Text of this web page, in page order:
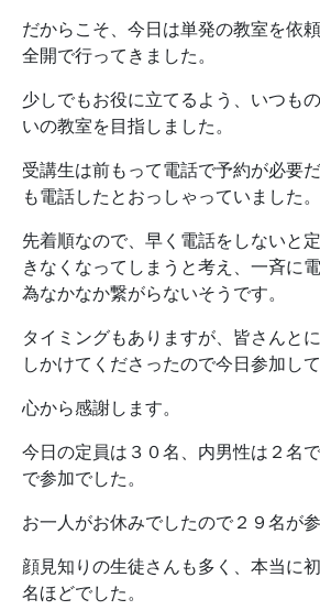
だからこそ、今日は単発の教室を依
全開で行ってきました。
少しでもお役に立てるよう、いつも
いの教室を目指しました。
受講生は前もって電話で予約が必要
も電話したとおっしゃっていました。
先着順なので、早く電話をしないと
きなくなってしまうと考え、一斉に
為なかなか繋がらないそうです。
タイミングもありますが、皆さんと
しかけてくださったので今日参加し
心から感謝します。
今日の定員は３０名、内男性は２名
で参加でした。
お一人がお休みでしたので２９名が参
顔見知りの生徒さんも多く、本当に
名ほどでした。